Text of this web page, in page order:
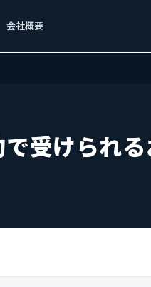
会社概要
受けられ